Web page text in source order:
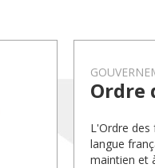
Ordre
L'Ordre des
langue
maintien et